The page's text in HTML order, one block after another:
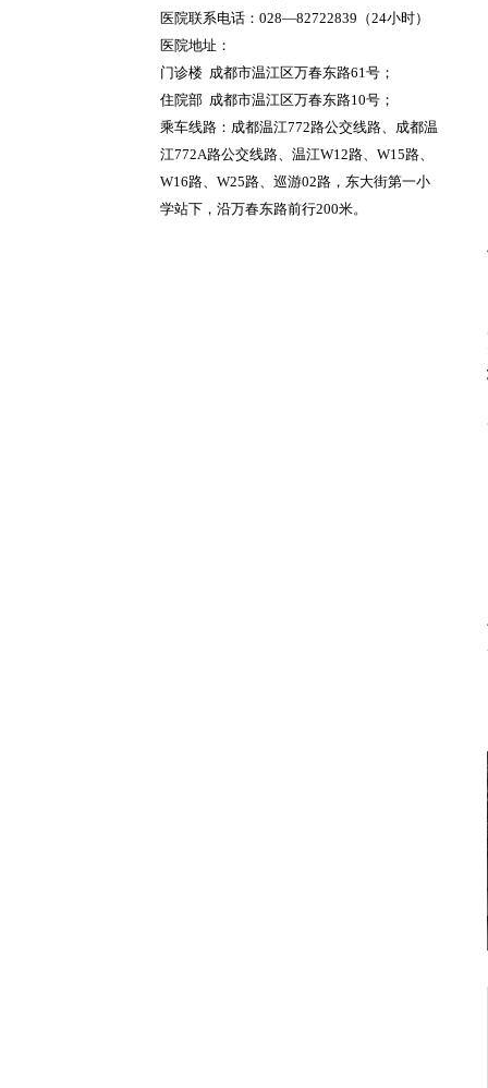
医院联系电话：028—82722839（24小时）
医院地址：
门诊楼 成都市温江区万春东路61号；
住院部 成都市温江区万春东路10号；
乘车线路： 成都温江772路公交线路、成都温
江772A路公交线路、温江W12路、W15路、
W16路、W25路、巡游02路，东大街第一小
学站下，沿万春东路前行200米。